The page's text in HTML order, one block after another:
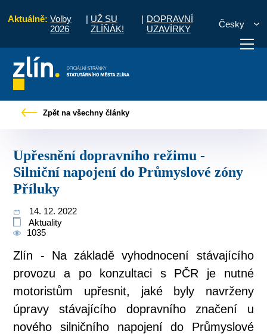
Aktuálně: Volby
2026
| UŽ SU
ZLÍŇÁK!
| DOPRAVNÍ
UZAVÍRKY
Česky
vyřídit Potřebuji zaplatit
Zpět na všechny články
Upřesnění dopravního režimu -
Silniční napojení do Průmyslové zóny
Příluky
14. 12. 2022
Aktuality
1035
Zlín - Na základě vyhodnocení stávajícího
provozu a po konzultaci s PČR je nutné
motoristům upřesnit, jaké byly navrženy
úpravy stávajícího dopravního značení u
nového silničního napojení do Průmyslové